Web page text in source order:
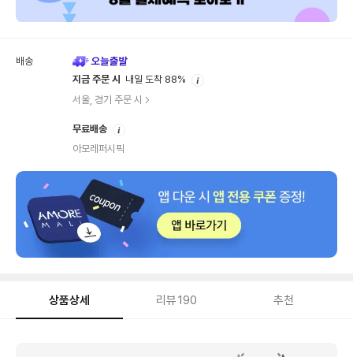
배송
지금 주문 시
내일 도착 88%
서울, 경기 주문 시
무료배송
아모레퍼시픽
상품상세 리뷰190 추천